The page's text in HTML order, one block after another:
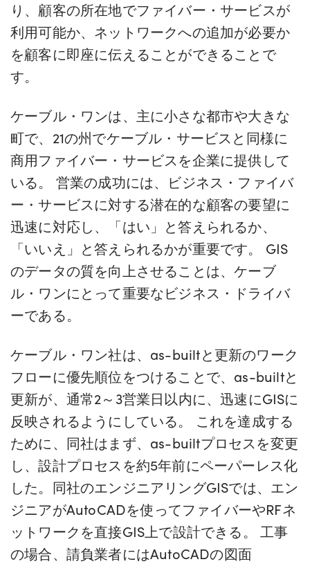
り、顧客の所在地でファイバー・サービスが
利用可能か、ネットワークへの追加が必要か
を顧客に即座に伝えることができることで
す。
ケーブル・ワンは、主に小さな都市や大きな
町で、21の州でケーブル・サービスと同様に
商用ファイバー・サービスを企業に提供して
いる。 営業の成功には、ビジネス・ファイバ
ー・サービスに対する潜在的な顧客の要望に
迅速に対応し、「はい」と答えられるか、
「いいえ」と答えられるかが重要です。 GIS
のデータの質を向上させることは、ケーブ
ル・ワンにとって重要なビジネス・ドライバ
ーである。
ケーブル・ワン社は、as-builtと更新のワーク
フローに優先順位をつけることで、as-builtと
更新が、通常2～3営業日以内に、迅速にGISに
反映されるようにしている。 これを達成する
ために、同社はまず、as-builtプロセスを変更
し、設計プロセスを約5年前にペーパーレス化
した。同社のエンジニアリングGISでは、エン
ジニアがAutoCADを使ってファイバーやRFネ
ットワークを直接GIS上で設計できる。 工事
の場合、請負業者にはAutoCADの図面